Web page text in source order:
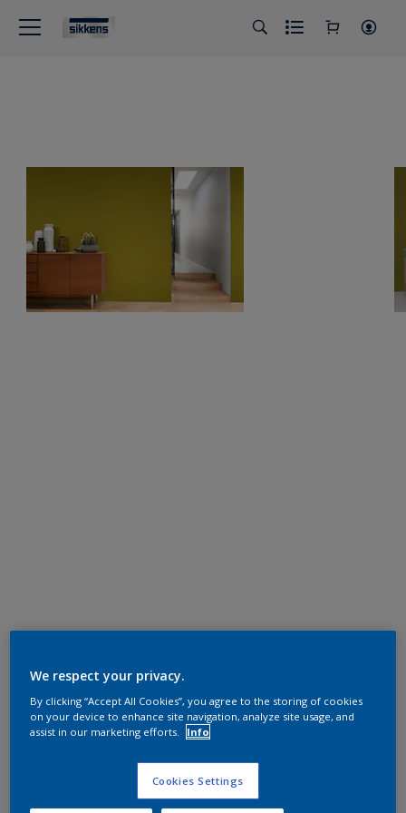
We respect your privacy.
By clicking “Accept All Cookies”, you agree to the storing of cookies
on your device to enhance site navigation, analyze site usage, and
assist in our marketing efforts.
Info
Cookies Settings